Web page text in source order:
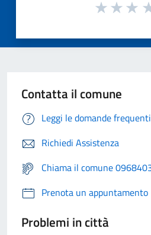
Contatta il comune
Leggi le domande frequenti
Richiedi Assistenza
Chiama il comune
Prenota un appuntamento
Problemi in città